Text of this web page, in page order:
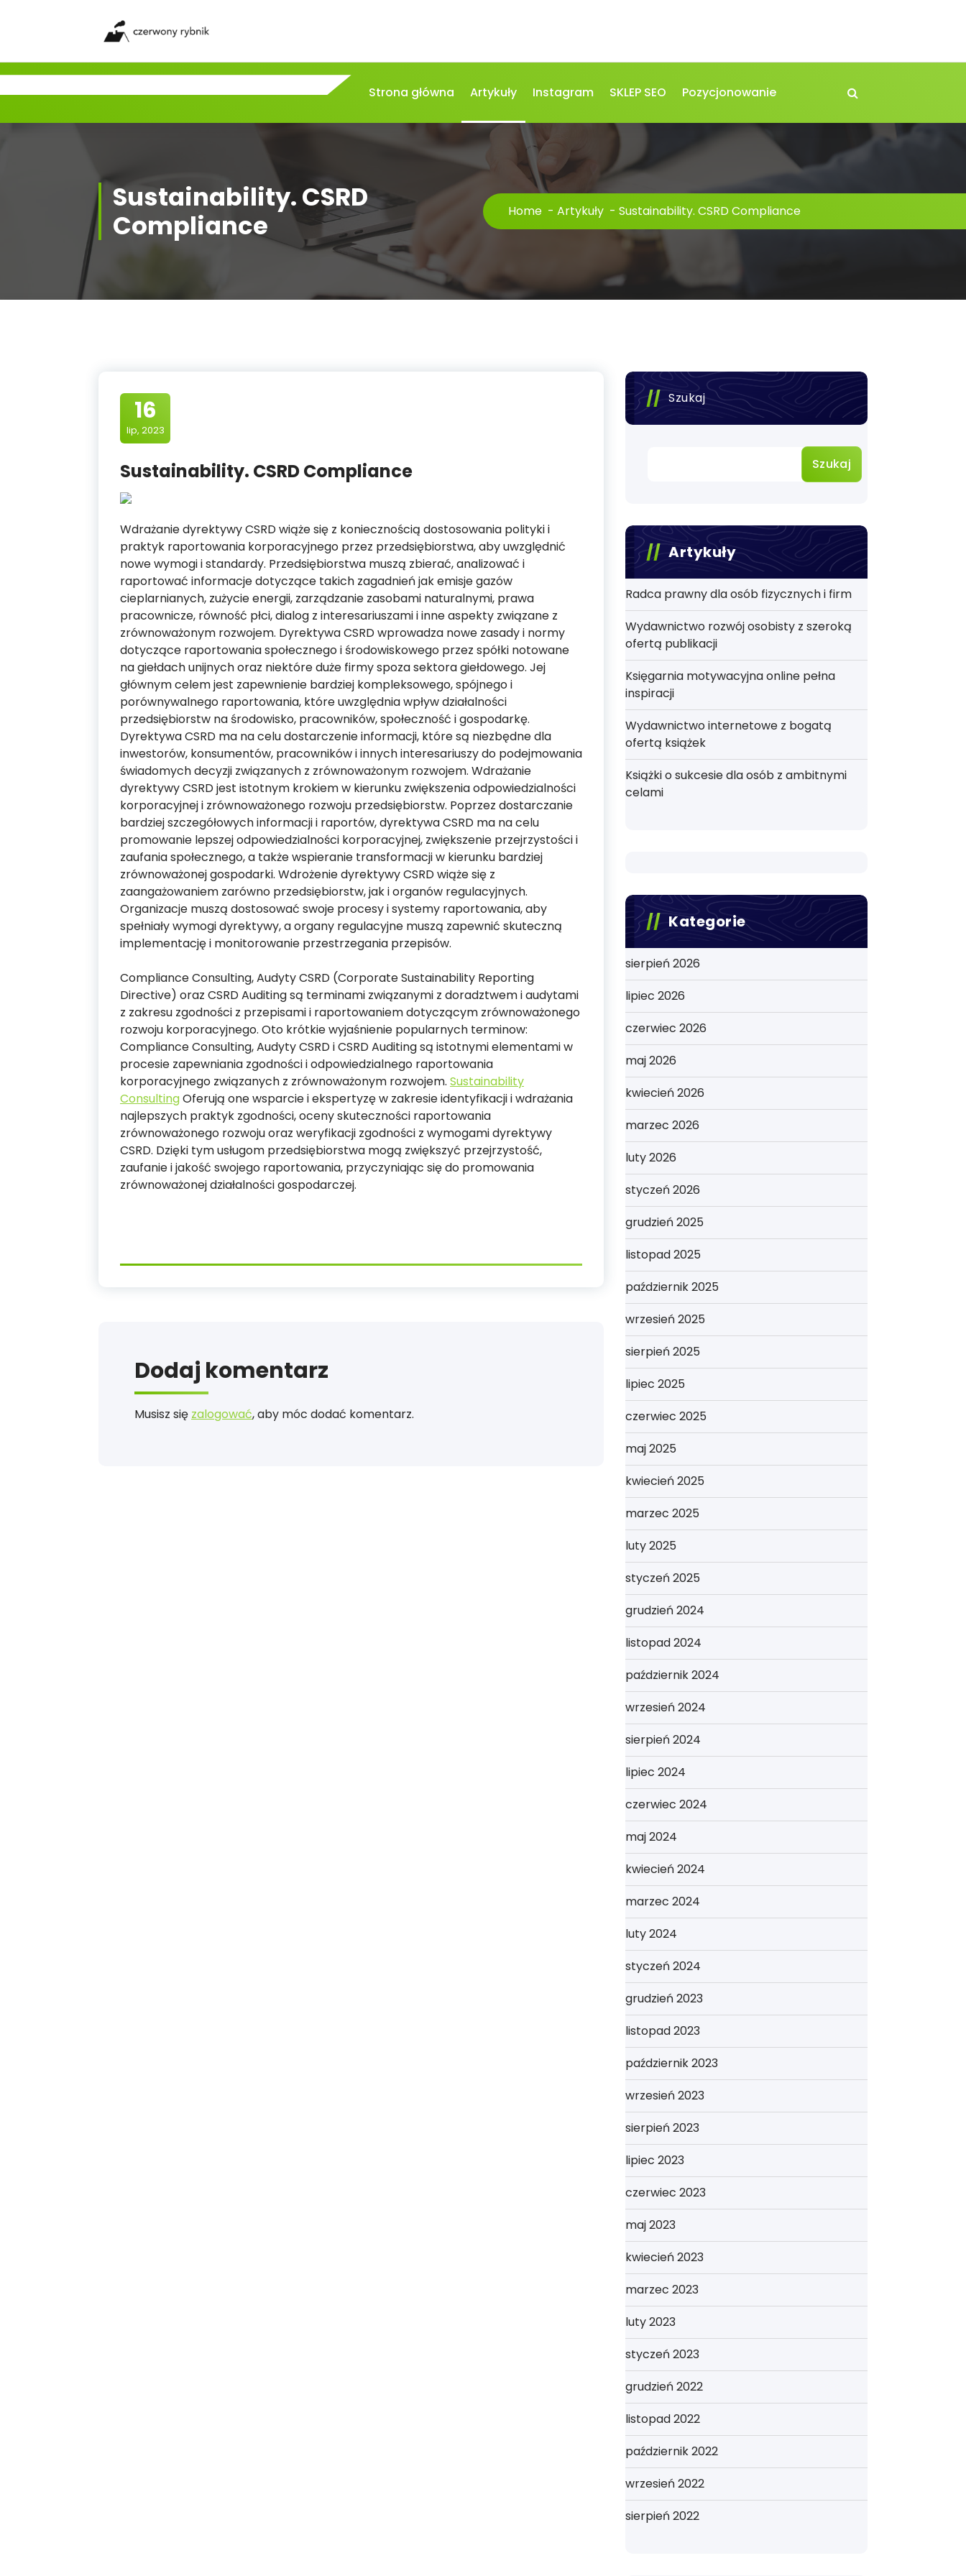
Strona główna Artykuły Instagram SKLEP SEO Pozycjonowanie
Sustainability. CSRD
Compliance
Home - Artykuły - Sustainability. CSRD Compliance
16
lip, 2023
Sustainability. CSRD Compliance
Wdrażanie dyrektywy CSRD wiąże się z koniecznością dostosowania polityki i
praktyk raportowania korporacyjnego przez przedsiębiorstwa, aby uwzględnić
nowe wymogi i standardy. Przedsiębiorstwa muszą zbierać, analizować i
raportować informacje dotyczące takich zagadnień jak emisje gazów
cieplarnianych, zużycie energii, zarządzanie zasobami naturalnymi, prawa
pracownicze, równość płci, dialog z interesariuszami i inne aspekty związane z
zrównoważonym rozwojem. Dyrektywa CSRD wprowadza nowe zasady i normy
dotyczące raportowania społecznego i środowiskowego przez spółki notowane
na giełdach unijnych oraz niektóre duże firmy spoza sektora giełdowego. Jej
głównym celem jest zapewnienie bardziej kompleksowego, spójnego i
porównywalnego raportowania, które uwzględnia wpływ działalności
przedsiębiorstw na środowisko, pracowników, społeczność i gospodarkę.
Dyrektywa CSRD ma na celu dostarczenie informacji, które są niezbędne dla
inwestorów, konsumentów, pracowników i innych interesariuszy do podejmowania
świadomych decyzji związanych z zrównoważonym rozwojem. Wdrażanie
dyrektywy CSRD jest istotnym krokiem w kierunku zwiększenia odpowiedzialności
korporacyjnej i zrównoważonego rozwoju przedsiębiorstw. Poprzez dostarczanie
bardziej szczegółowych informacji i raportów, dyrektywa CSRD ma na celu
promowanie lepszej odpowiedzialności korporacyjnej, zwiększenie przejrzystości i
zaufania społecznego, a także wspieranie transformacji w kierunku bardziej
zrównoważonej gospodarki. Wdrożenie dyrektywy CSRD wiąże się z
zaangażowaniem zarówno przedsiębiorstw, jak i organów regulacyjnych.
Organizacje muszą dostosować swoje procesy i systemy raportowania, aby
spełniały wymogi dyrektywy, a organy regulacyjne muszą zapewnić skuteczną
implementację i monitorowanie przestrzegania przepisów.
Compliance Consulting, Audyty CSRD (Corporate Sustainability Reporting
Directive) oraz CSRD Auditing są terminami związanymi z doradztwem i audytami
z zakresu zgodności z przepisami i raportowaniem dotyczącym zrównoważonego
rozwoju korporacyjnego. Oto krótkie wyjaśnienie popularnych terminow:
Compliance Consulting, Audyty CSRD i CSRD Auditing są istotnymi elementami w
procesie zapewniania zgodności i odpowiedzialnego raportowania
korporacyjnego związanych z zrównoważonym rozwojem. Sustainability
ConsultingOferują one wsparcie i ekspertyzę w zakresie identyfikacji i wdrażania
najlepszych praktyk zgodności, oceny skuteczności raportowania
zrównoważonego rozwoju oraz weryfikacji zgodności z wymogami dyrektywy
CSRD. Dzięki tym usługom przedsiębiorstwa mogą zwiększyć przejrzystość,
zaufanie i jakość swojego raportowania, przyczyniając się do promowania
zrównoważonej działalności gospodarczej.
Dodaj komentarz
Musisz się zalogować, aby móc dodać komentarz.
Szukaj
Szukaj
Artykuły
Radca prawny dla osób fizycznych i firm
Wydawnictwo rozwój osobisty z szeroką
ofertą publikacji
Księgarnia motywacyjna online pełna
inspiracji
Wydawnictwo internetowe z bogatą
ofertą książek
Książki o sukcesie dla osób z ambitnymi
celami
Kategorie
sierpień 2026
lipiec 2026
czerwiec 2026
maj 2026
kwiecień 2026
marzec 2026
luty 2026
styczeń 2026
grudzień 2025
listopad 2025
październik 2025
wrzesień 2025
sierpień 2025
lipiec 2025
czerwiec 2025
maj 2025
kwiecień 2025
marzec 2025
luty 2025
styczeń 2025
grudzień 2024
listopad 2024
październik 2024
wrzesień 2024
sierpień 2024
lipiec 2024
czerwiec 2024
maj 2024
kwiecień 2024
marzec 2024
luty 2024
styczeń 2024
grudzień 2023
listopad 2023
październik 2023
wrzesień 2023
sierpień 2023
lipiec 2023
czerwiec 2023
maj 2023
kwiecień 2023
marzec 2023
luty 2023
styczeń 2023
grudzień 2022
listopad 2022
październik 2022
wrzesień 2022
sierpień 2022